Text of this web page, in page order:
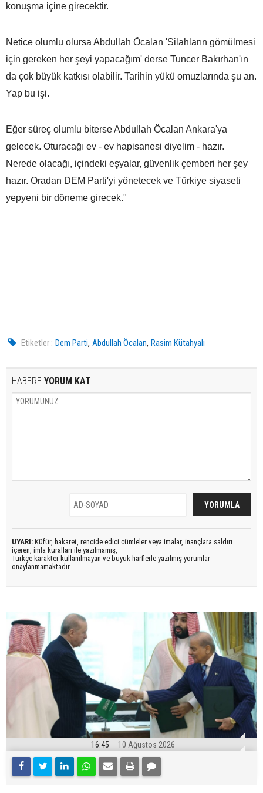
konuşma içine girecektir.
Netice olumlu olursa Abdullah Öcalan 'Silahların gömülmesi
için gereken her şeyi yapacağım' derse Tuncer Bakırhan'ın
da çok büyük katkısı olabilir. Tarihin yükü omuzlarında şu an.
Yap bu işi.
Eğer süreç olumlu biterse Abdullah Öcalan Ankara'ya
gelecek. Oturacağı ev - ev hapisanesi diyelim - hazır.
Nerede olacağı, içindeki eşyalar, güvenlik çemberi her şey
hazır. Oradan DEM Parti'yi yönetecek ve Türkiye siyaseti
yepyeni bir döneme girecek."
Etiketler : Dem Parti,Abdullah Öcalan,Rasim Kütahyalı
HABERE YORUM KAT
UYARI: Küfür, hakaret, rencide edici cümleler veya imalar, inançlara saldırı
içeren, imla kuralları ile yazılmamış,
Türkçe karakter kullanılmayan ve büyük harflerle yazılmış yorumlar
onaylanmamaktadır.
16:45 10 Ağustos 2026